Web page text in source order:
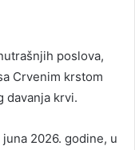
poslova,
Crvenim krstom
davanja krvi.
2026. godine, u